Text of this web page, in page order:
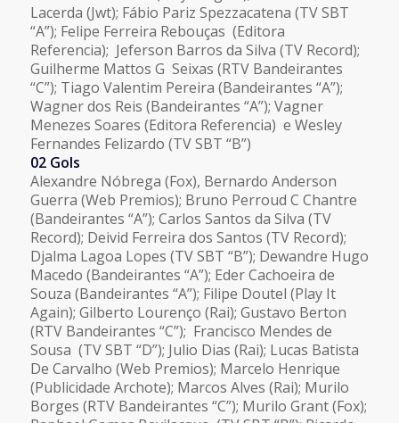
Lacerda (Jwt); Fábio Pariz Spezzacatena (TV SBT
“A”); Felipe Ferreira Rebouças (Editora
Referencia); Jeferson Barros da Silva (TV Record);
Guilherme Mattos G Seixas (RTV Bandeirantes
“C”); Tiago Valentim Pereira (Bandeirantes “A”);
Wagner dos Reis (Bandeirantes “A”); Vagner
Menezes Soares (Editora Referencia) e Wesley
Fernandes Felizardo (TV SBT “B”)
02 Gols
Alexandre Nóbrega (Fox), Bernardo Anderson
Guerra (Web Premios); Bruno Perroud C Chantre
(Bandeirantes “A”); Carlos Santos da Silva (TV
Record); Deivid Ferreira dos Santos (TV Record);
Djalma Lagoa Lopes (TV SBT “B”); Dewandre Hugo
Macedo (Bandeirantes “A”); Eder Cachoeira de
Souza (Bandeirantes “A”); Filipe Doutel (Play It
Again); Gilberto Lourenço (Rai); Gustavo Berton
(RTV Bandeirantes “C”); Francisco Mendes de
Sousa (TV SBT “D”); Julio Dias (Rai); Lucas Batista
De Carvalho (Web Premios); Marcelo Henrique
(Publicidade Archote); Marcos Alves (Rai); Murilo
Borges (RTV Bandeirantes “C”); Murilo Grant (Fox);